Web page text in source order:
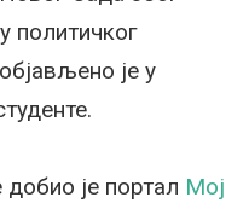
политичког
је у
је портал Мој